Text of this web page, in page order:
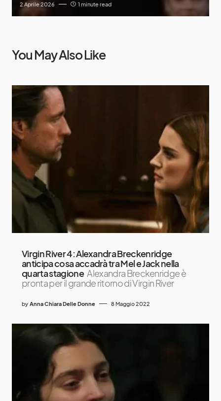
2 Aprile 2026 1 minute read
You May Also Like
Virgin River 4: Alexandra Breckenridge
anticipa cosa accadrà tra Mel e Jack nella
quarta stagione Alexandra Breckenridge è
pronta per il grande ritorno di Virgin River
by Anna Chiara Delle Donne 8 Maggio 2022